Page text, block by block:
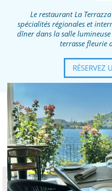
Le restaurant La
spécialités régionales et
dîner dans la salle
terrasse fleurie
RÉSERVEZ